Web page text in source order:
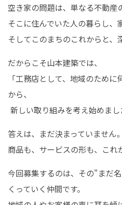
空き家の問題は、単なる不動産
そこに住んでいた人の暮らし、
そしてこのまちのこれからと、
だからこそ山本建築では、
「工務店として、地域のため
から、
新しい取り組みを考え始めまし
答えは、まだ決まっていません。
商品も、サービスの形も、これ
今回募集するのは、その"まだ
くっていく仲間です。